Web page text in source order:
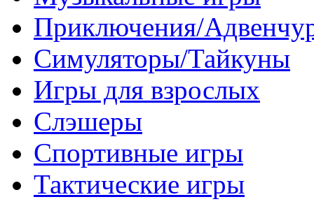
Приключения/
Симуляторы/Тайкуны
Игры для взрослых
Слэшеры
Спортивные игры
Тактические игры